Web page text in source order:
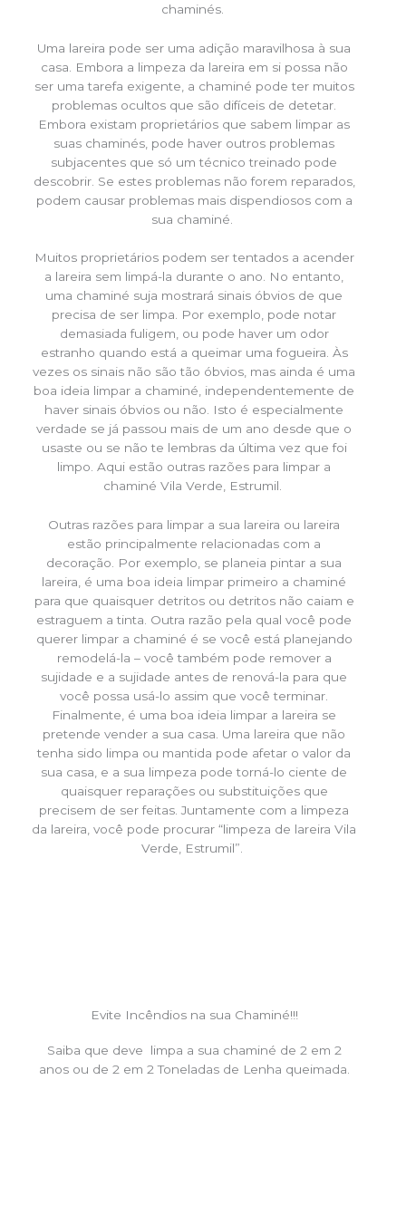
chaminés.
Uma lareira pode ser uma adição maravilhosa à sua
casa. Embora a limpeza da lareira em si possa não
ser uma tarefa exigente, a chaminé pode ter muitos
problemas ocultos que são difíceis de detetar.
Embora existam proprietários que sabem limpar as
suas chaminés, pode haver outros problemas
subjacentes que só um técnico treinado pode
descobrir. Se estes problemas não forem reparados,
podem causar problemas mais dispendiosos com a
sua chaminé.
Muitos proprietários podem ser tentados a acender
a lareira sem limpá-la durante o ano. No entanto,
uma chaminé suja mostrará sinais óbvios de que
precisa de ser limpa. Por exemplo, pode notar
demasiada fuligem, ou pode haver um odor
estranho quando está a queimar uma fogueira. Às
vezes os sinais não são tão óbvios, mas ainda é uma
boa ideia limpar a chaminé, independentemente de
haver sinais óbvios ou não. Isto é especialmente
verdade se já passou mais de um ano desde que o
usaste ou se não te lembras da última vez que foi
limpo. Aqui estão outras razões para limpar a
chaminé Vila Verde, Estrumil.
Outras razões para limpar a sua lareira ou lareira
estão principalmente relacionadas com a
decoração. Por exemplo, se planeia pintar a sua
lareira, é uma boa ideia limpar primeiro a chaminé
para que quaisquer detritos ou detritos não caiam e
estraguem a tinta. Outra razão pela qual você pode
querer limpar a chaminé é se você está planejando
remodelá-la – você também pode remover a
sujidade e a sujidade antes de renová-la para que
você possa usá-lo assim que você terminar.
Finalmente, é uma boa ideia limpar a lareira se
pretende vender a sua casa. Uma lareira que não
tenha sido limpa ou mantida pode afetar o valor da
sua casa, e a sua limpeza pode torná-lo ciente de
quaisquer reparações ou substituições que
precisem de ser feitas. Juntamente com a limpeza
da lareira, você pode procurar “limpeza de lareira Vila
Verde, Estrumil”.
Evite Incêndios na sua Chaminé!!!
Saiba que deve limpa a sua chaminé de 2 em 2
anos ou de 2 em 2 Toneladas de Lenha queimada.